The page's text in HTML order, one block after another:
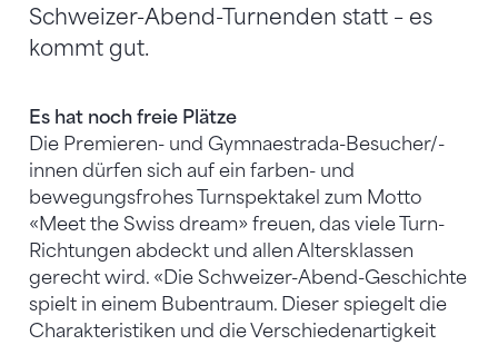
Schweizer-Abend-Turnenden statt – es
kommt gut.
Es hat noch freie Plätze
Die Premieren- und Gymnaestrada-Besucher/-
innen dürfen sich auf ein farben- und
bewegungsfrohes Turnspektakel zum Motto
«Meet the Swiss dream» freuen, das viele Turn-
Richtungen abdeckt und allen Altersklassen
gerecht wird. «Die Schweizer-Abend-Geschichte
spielt in einem Bubentraum. Dieser spiegelt die
Charakteristiken und die Verschiedenartigkeit